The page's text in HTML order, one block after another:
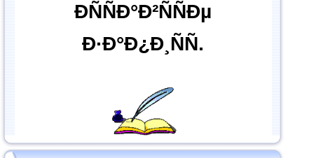
ÐÑÑÐ°Ð²ÑÑÐµ
Ð·Ð°Ð¿Ð¸ÑÑ.